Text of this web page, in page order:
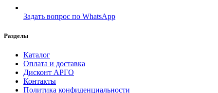
Задать вопрос по WhatsApp
Разделы
Каталог
Оплата и доставка
Дисконт АРГО
Контакты
Политика конфиденциальности